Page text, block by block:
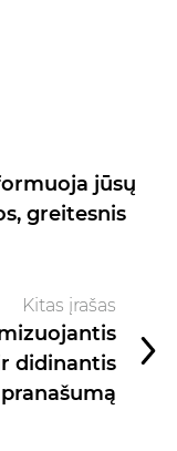
jūsų
greitesnis
Kitas įrašas
didinantis